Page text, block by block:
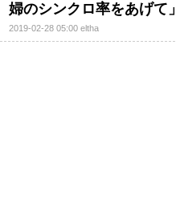
婦のシンクロ率をあげて」
2019-02-28 05:00eltha